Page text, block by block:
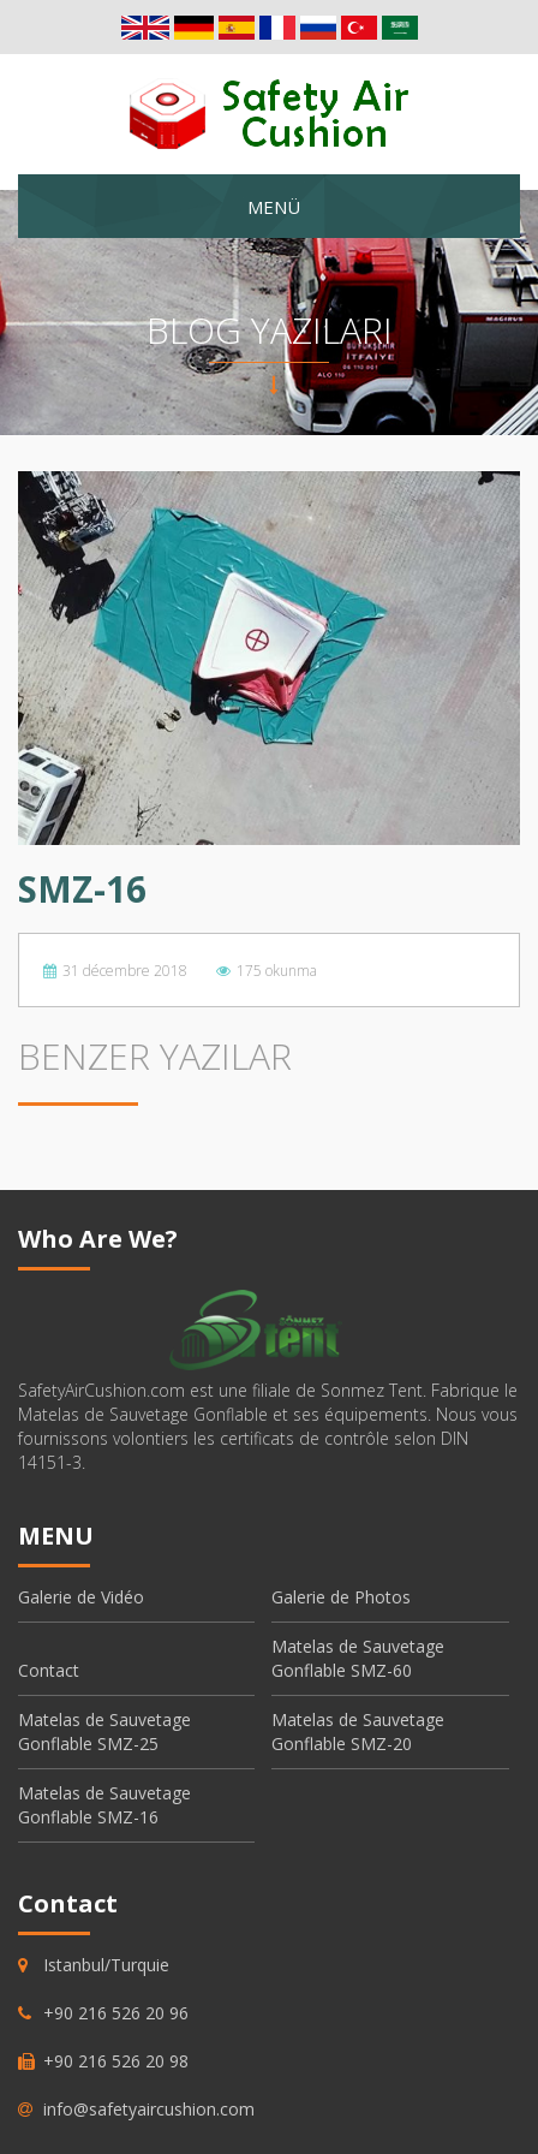
MENÜ
BLOG YAZILARI
SMZ-16
31 décembre 2018 175 okunma
BENZER YAZILAR
Who Are We?
SafetyAirCushion.com est une filiale de Sonmez Tent. Fabrique le
Matelas de Sauvetage Gonflable et ses équipements. Nous vous
fournissons volontiers les certificats de contrôle selon DIN
14151-3.
MENU
Galerie de Vidéo Galerie de Photos
Contact
Matelas de Sauvetage
Gonflable SMZ-60
Matelas de Sauvetage
Gonflable SMZ-25
Matelas de Sauvetage
Gonflable SMZ-20
Matelas de Sauvetage
Gonflable SMZ-16
Contact
Istanbul/Turquie
+90 216 526 20 96
+90 216 526 20 98
info@safetyaircushion.com